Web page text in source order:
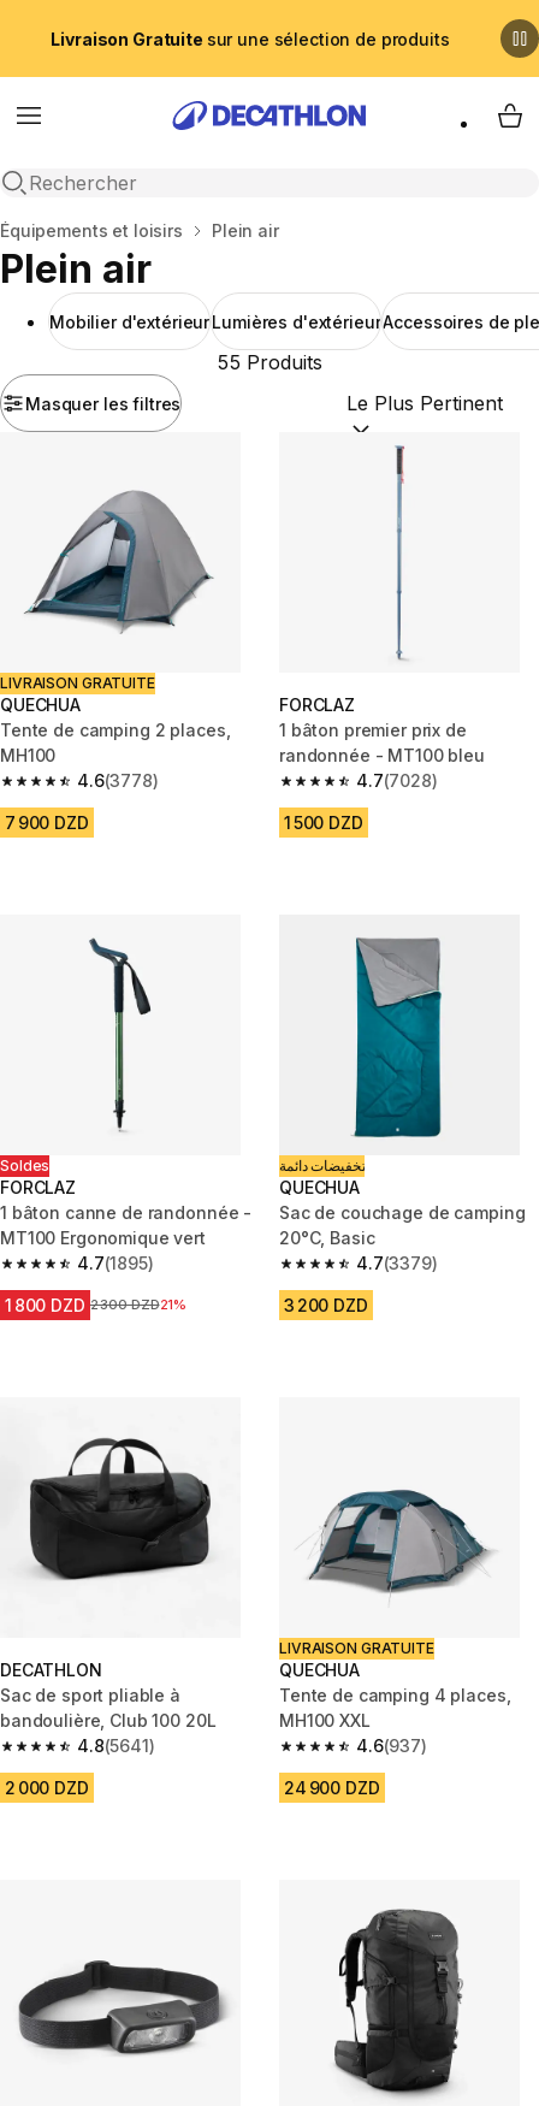
Livraison Gratuite sur une sélection de produits
Menu
Recherche ouverte
My
Accueil
Équipements et loisirs Plein air
Plein air
Mobilier d'extérieurLumières d'extérieurAccessoires de
Masquer les filtres
55 Produits
Trier par :(optional)
LIVRAISON GRATUITE
QUECHUA
Tente de camping 2 places,
MH100
4.6
4.6 out of 5 stars from 3778 reviews
(3778)
7 900 DZD
FORCLAZ
1 bâton premier prix de
randonnée - MT100 bleu
4.7
4.7 out of 5 stars from 7028
(7028)
1 500 DZD
Soldes
FORCLAZ
1 bâton canne de randonnée -
MT100 Ergonomique vert
4.7
4.7 out of 5 stars from 1895 reviews
(1895)
1 800 DZD Prix avant la réduction
2 300 DZD21%
تخفيضات دائمة
QUECHUA
Sac de couchage de camping
20°C, Basic
4.7
4.7 out of 5 stars from 3379
(3379)
3 200 DZD
DECATHLON
Sac de sport pliable à
bandoulière, Club 100 20L
4.8
4.8 out of 5 stars from 5641 reviews
(5641)
2 000 DZD
LIVRAISON GRATUITE
QUECHUA
Tente de camping 4 places,
MH100 XXL
4.6
4.6 out of 5 stars from 937
(937)
24 900 DZD